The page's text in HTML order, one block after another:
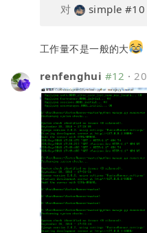
对
simple #10
工作量不是一般的大
renfenghui #12 ·